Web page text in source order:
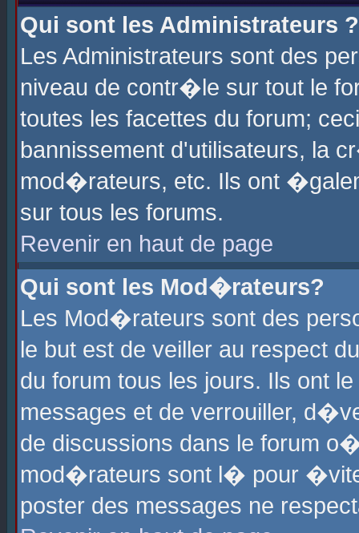
Qui sont les Administrateurs ?
Les Administrateurs sont des
niveau de contr�le sur tout le
toutes les facettes du forum;
bannissement d'utilisateurs, la
mod�rateurs, etc. Ils ont
sur tous les forums.
Revenir en haut de page
Qui sont les Mod�rateurs?
Les Mod�rateurs sont des
le but est de veiller au respect
du forum tous les jours. Ils ont
messages et de verrouiller,
de discussions dans le forum
mod�rateurs sont l� pour
poster des messages ne